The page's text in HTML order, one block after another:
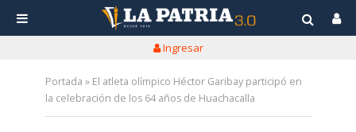
Ingresar
Portada » El atleta olímpico Héctor Garibay participó en
la celebración de los 64 años de Huachacalla